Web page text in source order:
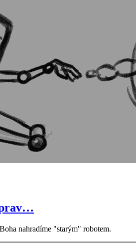
nahradíme "starým" robotem.